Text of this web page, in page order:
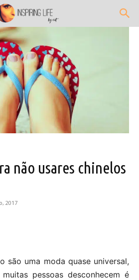
não usares chinelos
2017
são uma moda quase universal,
pessoas desconhecem é